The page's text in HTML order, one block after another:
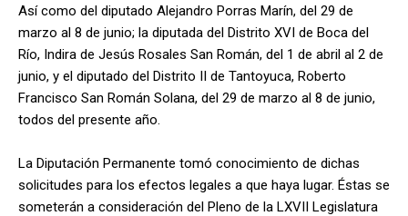
Así como del diputado Alejandro Porras Marín, del 29 de
marzo al 8 de junio; la diputada del Distrito XVI de Boca del
Río, Indira de Jesús Rosales San Román, del 1 de abril al 2 de
junio, y el diputado del Distrito II de Tantoyuca, Roberto
Francisco San Román Solana, del 29 de marzo al 8 de junio,
todos del presente año.
La Diputación Permanente tomó conocimiento de dichas
solicitudes para los efectos legales a que haya lugar. Éstas se
someterán a consideración del Pleno de la LXVII Legislatura